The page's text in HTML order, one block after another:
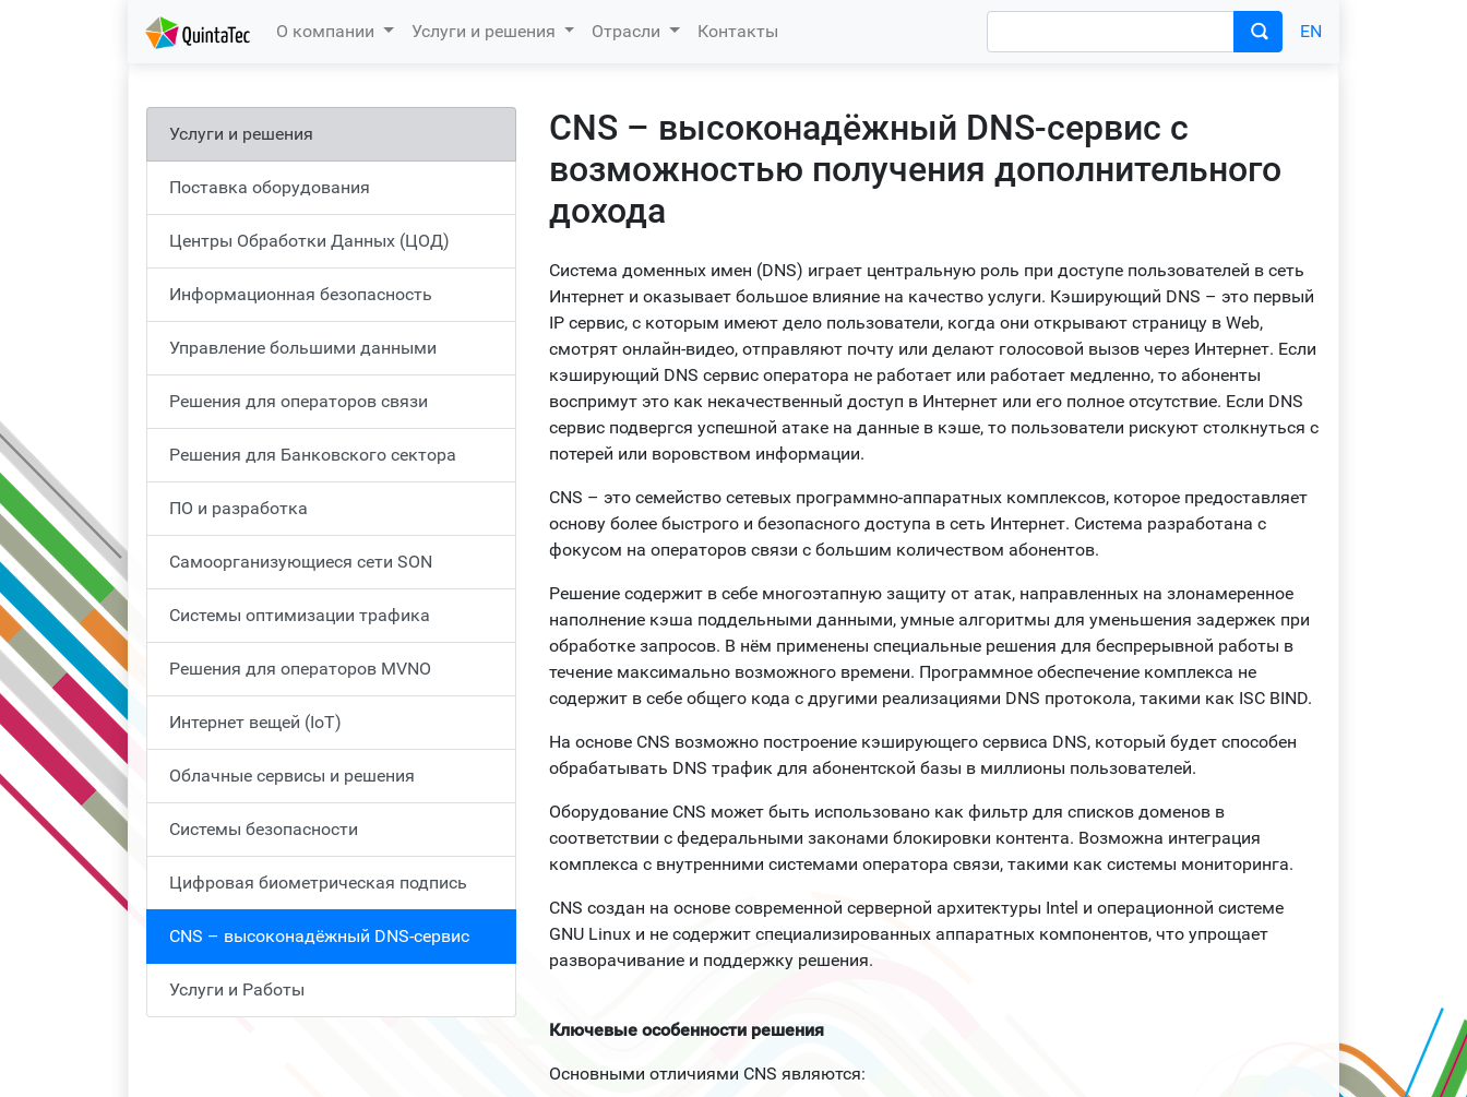
(current)
О компании Услуги и решения Отрасли Контакты EN
Услуги и решения
Поставка оборудования
Центры Обработки Данных (ЦОД)
Информационная безопасность
Управление большими данными
Решения для операторов связи
Решения для Банковского сектора
ПО и разработка
Самоорганизующиеся сети SON
Системы оптимизации трафика
Решения для операторов MVNO
Интернет вещей (IoT)
Облачные сервисы и решения
Системы безопасности
Цифровая биометрическая подпись
CNS – высоконадёжный DNS-сервис
Услуги и Работы
CNS – высоконадёжный DNS-сервис с
возможностью получения дополнительного
дохода
Система доменных имен (DNS) играет центральную роль при доступе пользователей в сеть
Интернет и оказывает большое влияние на качество услуги. Кэширующий DNS – это первый
IP сервис, с которым имеют дело пользователи, когда они открывают страницу в Web,
смотрят онлайн-видео, отправляют почту или делают голосовой вызов через Интернет. Если
кэширующий DNS сервис оператора не работает или работает медленно, то абоненты
воспримут это как некачественный доступ в Интернет или его полное отсутствие. Если DNS
сервис подвергся успешной атаке на данные в кэше, то пользователи рискуют столкнуться с
потерей или воровством информации.
CNS – это семейство сетевых программно-аппаратных комплексов, которое предоставляет
основу более быстрого и безопасного доступа в сеть Интернет. Система разработана с
фокусом на операторов связи с большим количеством абонентов.
Решение содержит в себе многоэтапную защиту от атак, направленных на злонамеренное
наполнение кэша поддельными данными, умные алгоритмы для уменьшения задержек при
обработке запросов. В нём применены специальные решения для беспрерывной работы в
течение максимально возможного времени. Программное обеспечение комплекса не
содержит в себе общего кода с другими реализациями DNS протокола, такими как ISC BIND.
На основе CNS возможно построение кэширующего сервиса DNS, который будет способен
обрабатывать DNS трафик для абонентской базы в миллионы пользователей.
Оборудование CNS может быть использовано как фильтр для списков доменов в
соответствии с федеральными законами блокировки контента. Возможна интеграция
комплекса с внутренними системами оператора связи, такими как системы мониторинга.
CNS создан на основе современной серверной архитектуры Intel и операционной системе
GNU Linux и не содержит специализированных аппаратных компонентов, что упрощает
разворачивание и поддержку решения.
Ключевые особенности решения
Основными отличиями CNS являются: